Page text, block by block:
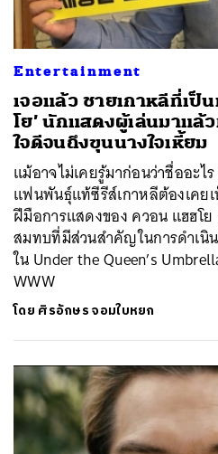
Entertainment
เจอแล้ว ชายเกาหลีที่เป็
โย’ นักแสดงผู้เล่นมาแล้
ใจดีจนถึงขุนนางใจเหี้ยม
แม้อาจไม่เคยรู้มาก่อนว่าชื่ออะไ
แฟนพันธุ์แท้ซีรีส์เกาหลีต้องเคย
ฝีมือการแสดงของ ควอน แฮฮโ
สมทบที่มีส่วนสำคัญในการดำเนิน
ใน Under the Queen’s
WWW
โดย ศิรอักษร จอมใบหยก